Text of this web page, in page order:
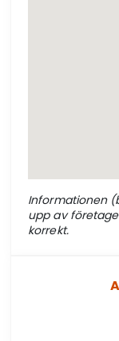
Informationen
upp av
korrekt.